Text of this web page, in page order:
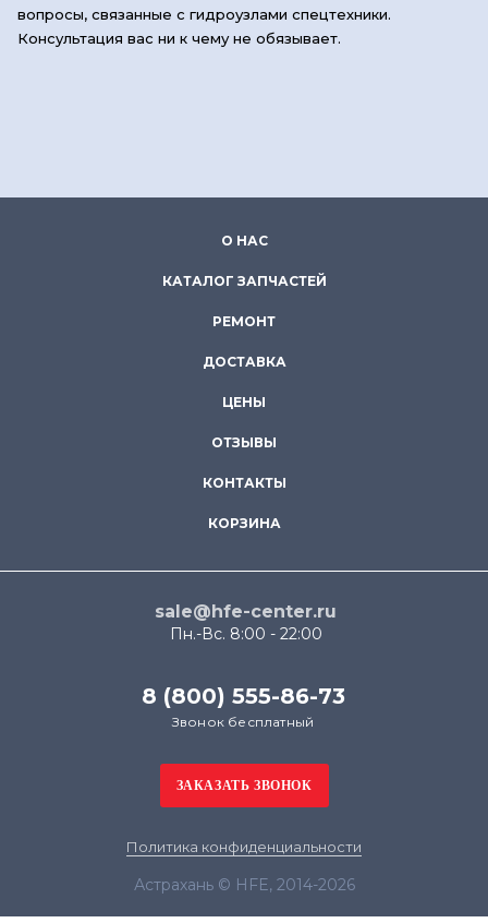
вопросы, связанные с гидроузлами спецтехники.
Консультация вас ни к чему не обязывает.
О НАС
КАТАЛОГ ЗАПЧАСТЕЙ
РЕМОНТ
ДОСТАВКА
ЦЕНЫ
ОТЗЫВЫ
КОНТАКТЫ
КОРЗИНА
sale@hfe-center.ru
Пн.-Вс. 8:00 - 22:00
8 (800) 555-86-73
Звонок бесплатный
Политика конфиденциальности
Астрахань © HFE, 2014-2026